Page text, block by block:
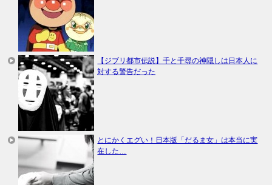
【ジブリ都市伝説】千と千尋の神隠しは日本人に
対する警告だった
とにかくエグい！日本版「だるま女」は本当に実
在した…